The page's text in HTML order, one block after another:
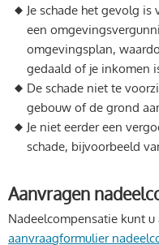
Je schade het gevolg
een
omgevingsplan,
gedaald of je inkomen
De schade niet te
gebouw of de grond
Je niet eerder een
schade, bijvoorbeeld
Aanvragen
Nadeelcompensatie kunt
aanvraagformulier